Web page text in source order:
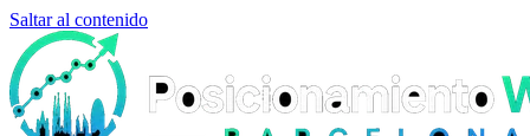
Saltar al contenido